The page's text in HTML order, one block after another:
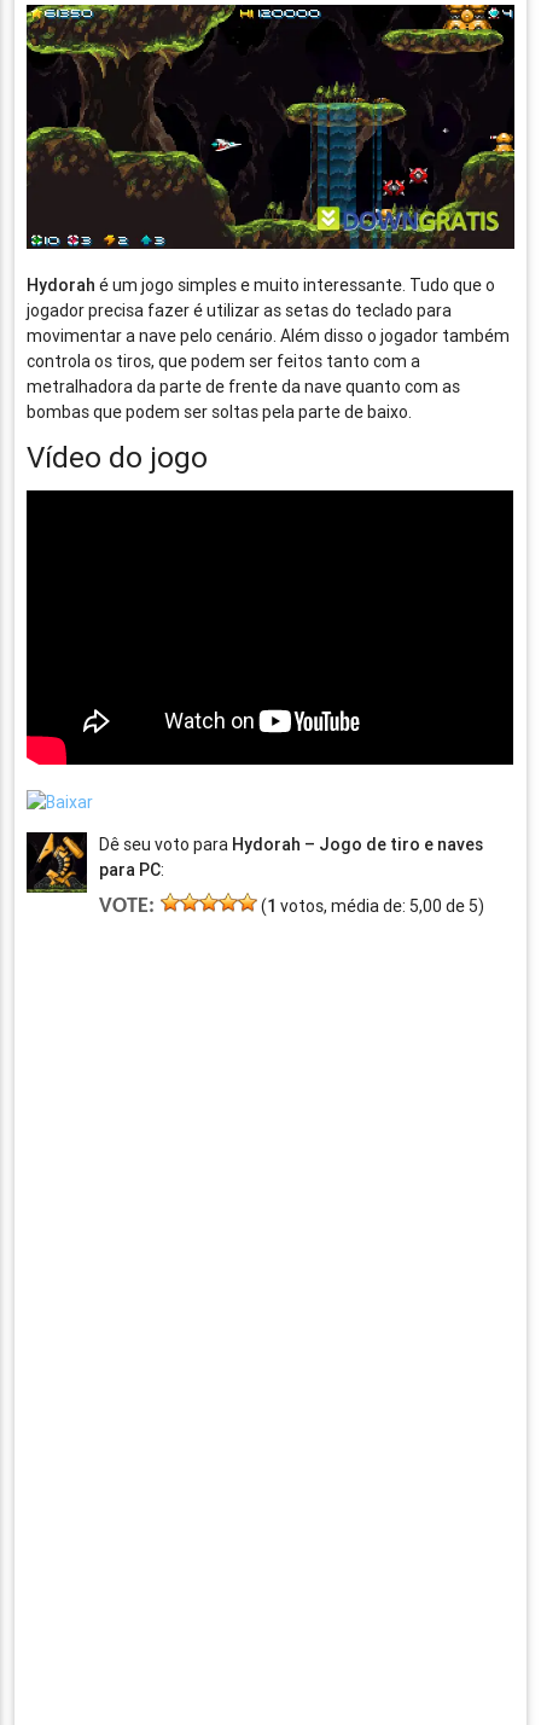
Hydorah é um jogo simples e muito interessante. Tudo que o
jogador precisa fazer é utilizar as setas do teclado para
movimentar a nave pelo cenário. Além disso o jogador também
controla os tiros, que podem ser feitos tanto com a
metralhadora da parte de frente da nave quanto com as
bombas que podem ser soltas pela parte de baixo.
Vídeo do jogo
Dê seu voto para Hydorah – Jogo de tiro e naves
para PC:
VOTE: (1 votos, média de: 5,00 de 5)